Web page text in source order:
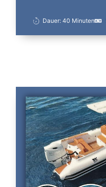
Dauer: 40 Minuten